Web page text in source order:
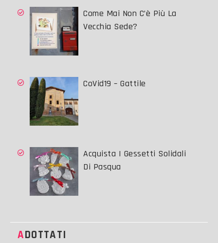
Come Mai Non C’è Più La
Vecchia Sede?
CoVid19 – Gattile
Acquista I Gessetti Solidali
Di Pasqua
ADOTTATI